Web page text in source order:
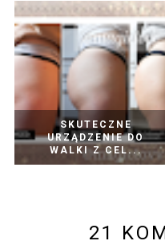
SKUTECZNE
URZĄDZENIE DO
WALKI Z CEL...
21